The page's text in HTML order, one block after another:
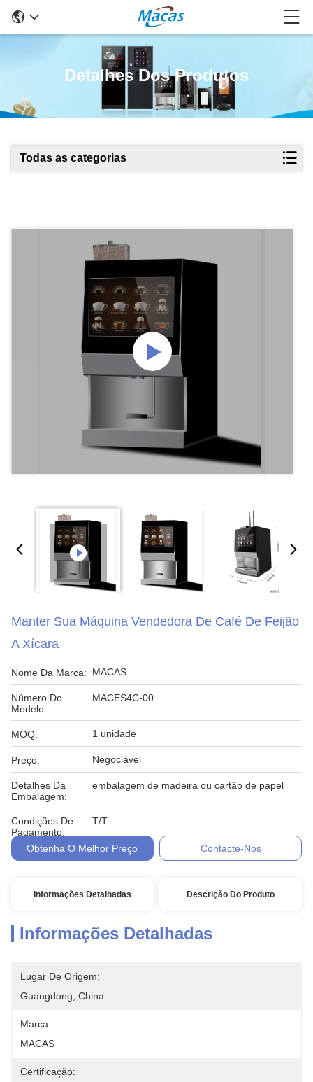
Detalhes Dos Produtos
Todas as categorias
Manter Sua Máquina Vendedora De Café De Feijão
A Xícara
Nome Da Marca: MACAS
Número Do
Modelo:
MACES4C-00
MOQ: 1 unidade
Preço: Negociável
Detalhes Da
Embalagem:
embalagem de madeira ou cartão de papel
Condições De
Pagamento:
T/T
Obtenha O Melhor Preço Contacte-Nos
Informações Detalhadas Descrição Do Produto
Informações Detalhadas
Lugar De Origem:
Guangdong, China
Marca:
MACAS
Certificação: